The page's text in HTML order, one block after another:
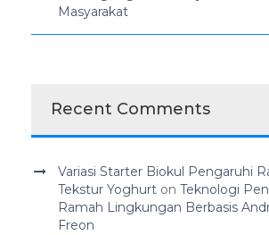
Masyarakat
Recent Comments
Variasi Starter Biokul Pengaruhi
Tekstur Yoghurt on Teknologi
Ramah Lingkungan Berbasis
Freon